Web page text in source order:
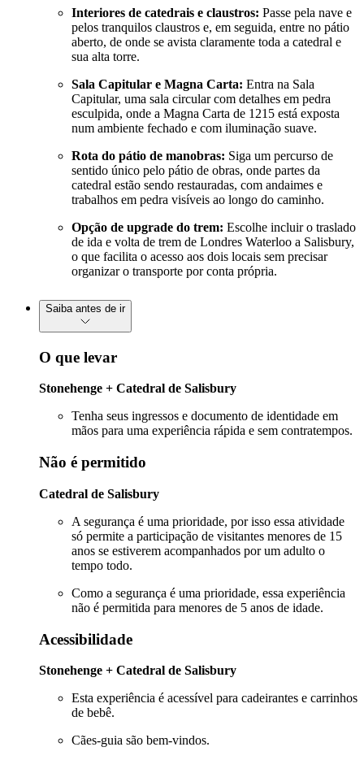
Interiores de catedrais e claustros: Passe pela nave e
pelos tranquilos claustros e, em seguida, entre no pátio
aberto, de onde se avista claramente toda a catedral e
sua alta torre.
Sala Capitular e Magna Carta: Entra na Sala
Capitular, uma sala circular com detalhes em pedra
esculpida, onde a Magna Carta de 1215 está exposta
num ambiente fechado e com iluminação suave.
Rota do pátio de manobras: Siga um percurso de
sentido único pelo pátio de obras, onde partes da
catedral estão sendo restauradas, com andaimes e
trabalhos em pedra visíveis ao longo do caminho.
Opção de upgrade do trem: Escolhe incluir o traslado
de ida e volta de trem de Londres Waterloo a Salisbury,
o que facilita o acesso aos dois locais sem precisar
organizar o transporte por conta própria.
Saiba antes de ir
O que levar
Stonehenge + Catedral de Salisbury
Tenha seus ingressos e documento de identidade em
mãos para uma experiência rápida e sem contratempos.
Não é permitido
Catedral de Salisbury
A segurança é uma prioridade, por isso essa atividade
só permite a participação de visitantes menores de 15
anos se estiverem acompanhados por um adulto o
tempo todo.
Como a segurança é uma prioridade, essa experiência
não é permitida para menores de 5 anos de idade.
Acessibilidade
Stonehenge + Catedral de Salisbury
Esta experiência é acessível para cadeirantes e carrinhos
de bebê.
Cães-guia são bem-vindos.